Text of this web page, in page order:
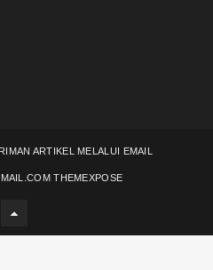
ARTIKEL MELALUI EMAIL
THEMEXPOSE